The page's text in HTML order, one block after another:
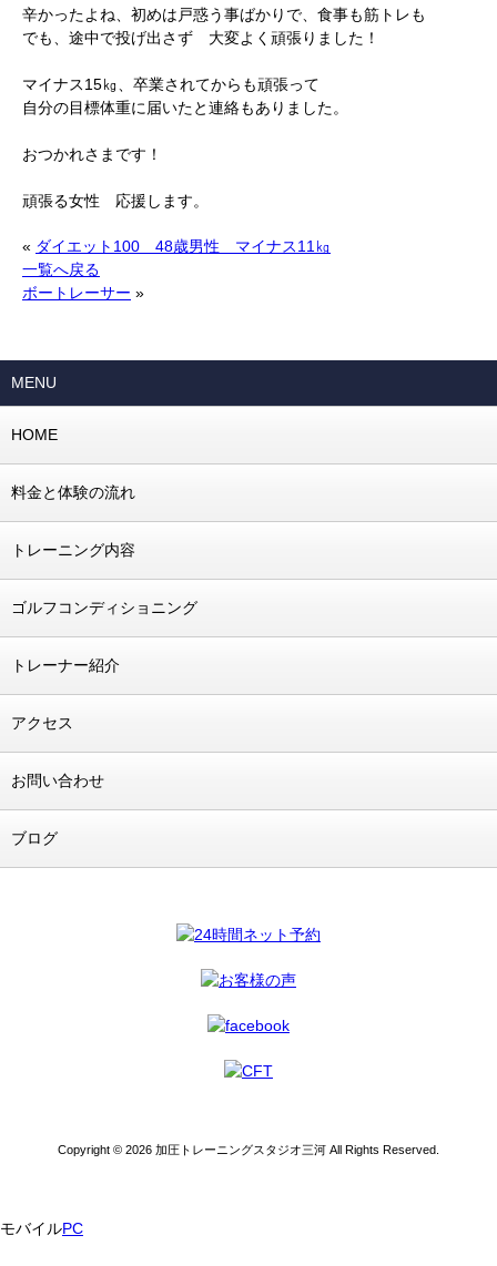
辛かったよね、初めは戸惑う事ばかりで、食事も筋トレも
でも、途中で投げ出さず 大変よく頑張りました！
マイナス15㎏、卒業されてからも頑張って
自分の目標体重に届いたと連絡もありました。
おつかれさまです！
頑張る女性 応援します。
« ダイエット100 48歳男性 マイナス11㎏
一覧へ戻る
ボートレーサー »
MENU
HOME
料金と体験の流れ
トレーニング内容
ゴルフコンディショニング
トレーナー紹介
アクセス
お問い合わせ
ブログ
Copyright © 2026 加圧トレーニングスタジオ三河 All Rights Reserved.
モバイルPC